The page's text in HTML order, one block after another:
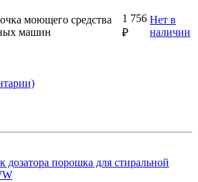
моющего средства
машин
1 756
₽
Нет в
наличии
дозатора порошка для стиральной